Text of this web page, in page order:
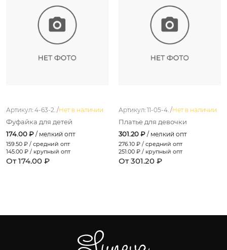
Артикул: 4-63-2. /Нет в наличии
Фуфайка для детей
174.00 ₽ / мелкий опт
159.50 ₽ / средний опт
145.00 ₽ / крупный опт
От 174.00 ₽
Артикул: 11-05-4. /Нет в наличии
Платье для девочки
301.20 ₽ / мелкий опт
276.10 ₽ / средний опт
251.00 ₽ / крупный опт
От 301.20 ₽